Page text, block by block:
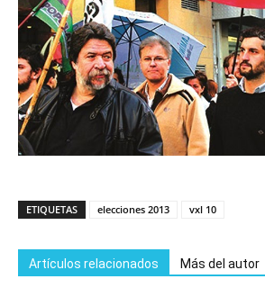
ETIQUETAS elecciones 2013 vxl 10
Artículos relacionados Más del autor